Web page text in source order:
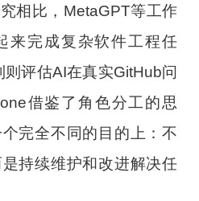
相比，MetaGPT等工作
来完成复杂软件工程任
评估AI在真实GitHub问
借鉴了角色分工的思
完全不同的目的上：不
持续维护和改进解决任